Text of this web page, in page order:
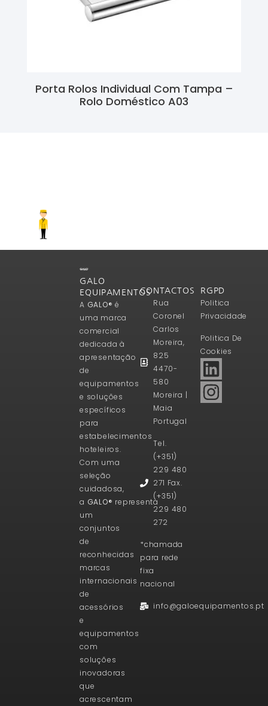
Porta Rolos Individual Com Tampa –
Rolo Doméstico A03
GALO
EQUIPAMENTOS
A GALO® é
uma marca
comercial
dedicada à
apresentação
de
equipamentos
e soluções
específicos
para
estabelecimentos
hoteleiros.
Com uma
seleção
cuidadosa,
a GALO® representa
um
conjuntos
de
reconhecidas
marcas
internacionais
de
acessórios
e
equipamentos
com
soluções
inovadoras
que
acrescentam
CONTACTOS
Rua
Coronel
Carlos
Moreira,
825
4470-
580
Moreira |
Maia
Portugal
Tel.
(+351)
229 480
271 Fax.
(+351)
229 480
272
*chamada
para rede
fixa
nacional
info@galoequipamentos.pt
RGPD
Politica
Privacidade
Politica De
Cookies